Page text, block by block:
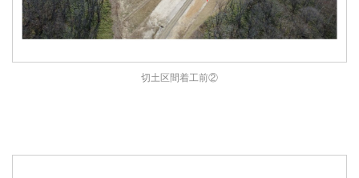
切土区間着工前②